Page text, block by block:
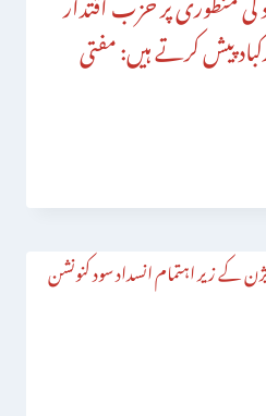
پیش کرتے ہیں: مفتی